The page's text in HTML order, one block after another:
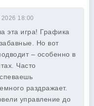
18:00
эта игра! Графика
Но вот
– особенно в
Часто
раздражает.
управление до